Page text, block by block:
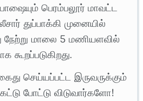
பெரம்பலூர் மாவட்ட
துப்பாக்கி முனையில்
நேற்று மாலை 5 மணியளவில்
கூறப்படுகிறது.
செய்யப்பட்ட இருவருக்கும்
போட்டு விடுவார்களோ!